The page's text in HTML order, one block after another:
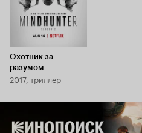
Охотник за
разумом
2017, триллер